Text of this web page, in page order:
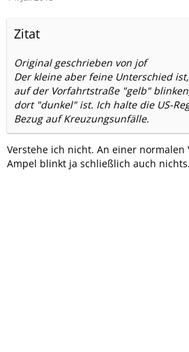
Zitat
Original geschrieben von jof
Der kleine aber feine Unterschied
auf der Vorfahrtstraße "gelb"
dort "dunkel" ist. Ich halte die US-
Bezug auf Kreuzungsunfälle.
Verstehe ich nicht. An einer
Ampel blinkt ja schließlich auch nichts.